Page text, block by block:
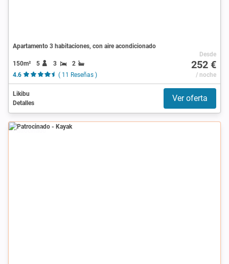
Apartamento 3 habitaciones, con aire acondicionado
150m² 5 3
2
4.6
( 11 Reseñas )
Desde
252 €
/ noche
Likibu
Detalles
Ver oferta
Patrocinado